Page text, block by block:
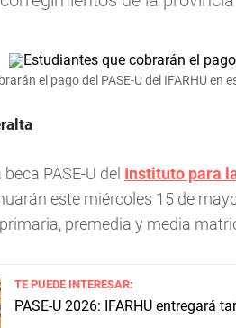
el pago del PASE-U del IFARHU en
PASE-U del Instituto para
este miércoles 15 de
premedia y media
TE PUEDE INTERESAR:
PASE-U 2026: IFARHU entregará